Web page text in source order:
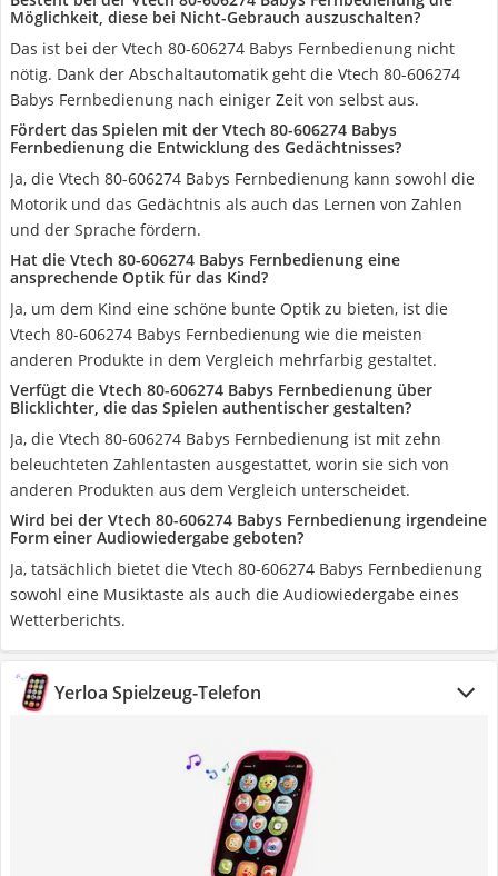
Möglichkeit, diese bei Nicht-Gebrauch auszuschalten?
Das ist bei der Vtech 80-606274 Babys Fernbedienung nicht
nötig. Dank der Abschaltautomatik geht die Vtech 80-606274
Babys Fernbedienung nach einiger Zeit von selbst aus.
Fördert das Spielen mit der Vtech 80-606274 Babys
Fernbedienung die Entwicklung des Gedächtnisses?
Ja, die Vtech 80-606274 Babys Fernbedienung kann sowohl die
Motorik und das Gedächtnis als auch das Lernen von Zahlen
und der Sprache fördern.
Hat die Vtech 80-606274 Babys Fernbedienung eine
ansprechende Optik für das Kind?
Ja, um dem Kind eine schöne bunte Optik zu bieten, ist die
Vtech 80-606274 Babys Fernbedienung wie die meisten
anderen Produkte in dem Vergleich mehrfarbig gestaltet.
Verfügt die Vtech 80-606274 Babys Fernbedienung über
Blicklichter, die das Spielen authentischer gestalten?
Ja, die Vtech 80-606274 Babys Fernbedienung ist mit zehn
beleuchteten Zahlentasten ausgestattet, worin sie sich von
anderen Produkten aus dem Vergleich unterscheidet.
Wird bei der Vtech 80-606274 Babys Fernbedienung irgendeine
Form einer Audiowiedergabe geboten?
Ja, tatsächlich bietet die Vtech 80-606274 Babys Fernbedienung
sowohl eine Musiktaste als auch die Audiowiedergabe eines
Wetterberichts.
Yerloa Spielzeug-Telefon